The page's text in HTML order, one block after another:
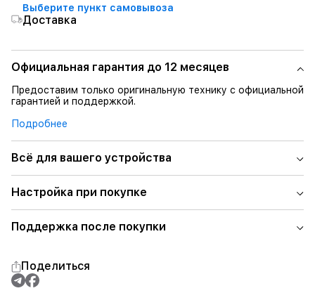
Выберите пункт самовывоза
Доставка
Официальная гарантия до 12 месяцев
Предоставим только оригинальную технику с официальной
гарантией и поддержкой.
Подробнее
Всё для вашего устройства
Настройка при покупке
Поддержка после покупки
Поделиться